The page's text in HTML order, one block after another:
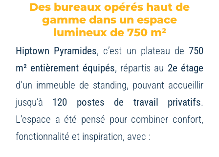
Des bureaux opérés haut de
gamme dans un espace
lumineux de 750 m²
Hiptown Pyramides, c’est un plateau de750
m² entièrement équipés, répartis au 2e étage
d’un immeuble de standing, pouvant accueillir
jusqu’à 120 postes de travail privatifs.
L’espace a été pensé pour combiner confort,
fonctionnalité et inspiration, avec :